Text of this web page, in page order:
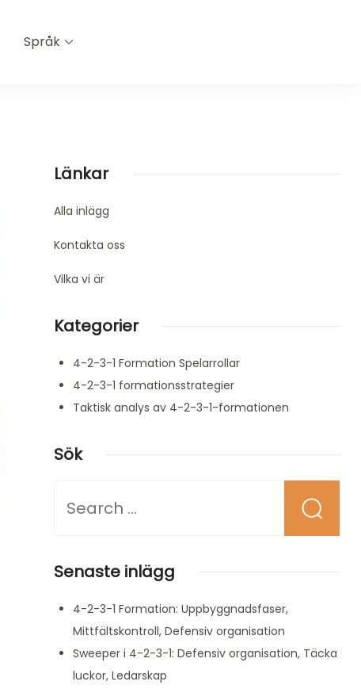
Språk
Länkar
Alla inlägg
Kontakta oss
Vilka vi är
Kategorier
4-2-3-1 Formation Spelarrollar
4-2-3-1 formationsstrategier
Taktisk analys av 4-2-3-1-formationen
Sök
for
Senaste inlägg
4-2-3-1 Formation: Uppbyggnadsfaser,
Mittfältskontroll, Defensiv organisation
Sweeper i 4-2-3-1: Defensiv organisation, Täcka
luckor, Ledarskap